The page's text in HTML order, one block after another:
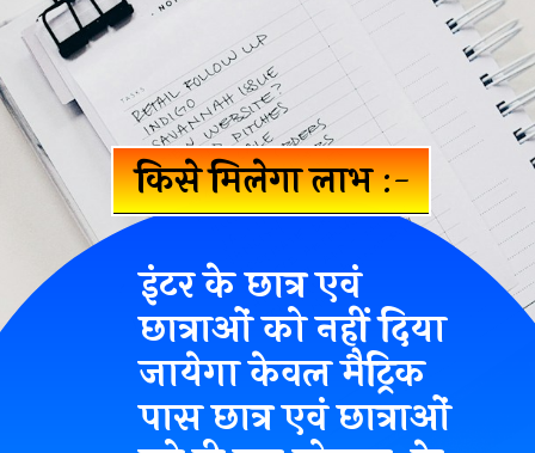
किसे मिलेगा लाभ:-
इंटर के छात्र एवं
छात्राओं को नहीं दिया
जायेगा केवल मैट्रिक
पास छात्र एवं छात्राओं